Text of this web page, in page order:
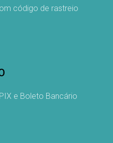
código de rastreio
e Boleto Bancário